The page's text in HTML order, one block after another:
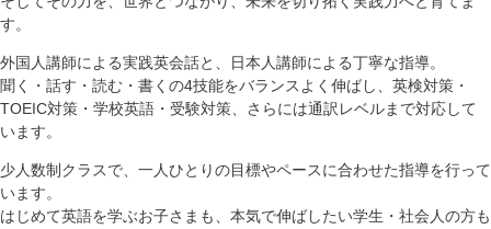
す。
外国人講師による実践英会話と、日本人講師による丁寧な指導。
聞く・話す・読む・書くの4技能をバランスよく伸ばし、英検対策・
TOEIC対策・学校英語・受験対策、さらには通訳レベルまで対応して
います。
少人数制クラスで、一人ひとりの目標やペースに合わせた指導を行って
います。
はじめて英語を学ぶお子さまも、本気で伸ばしたい学生・社会人の方も